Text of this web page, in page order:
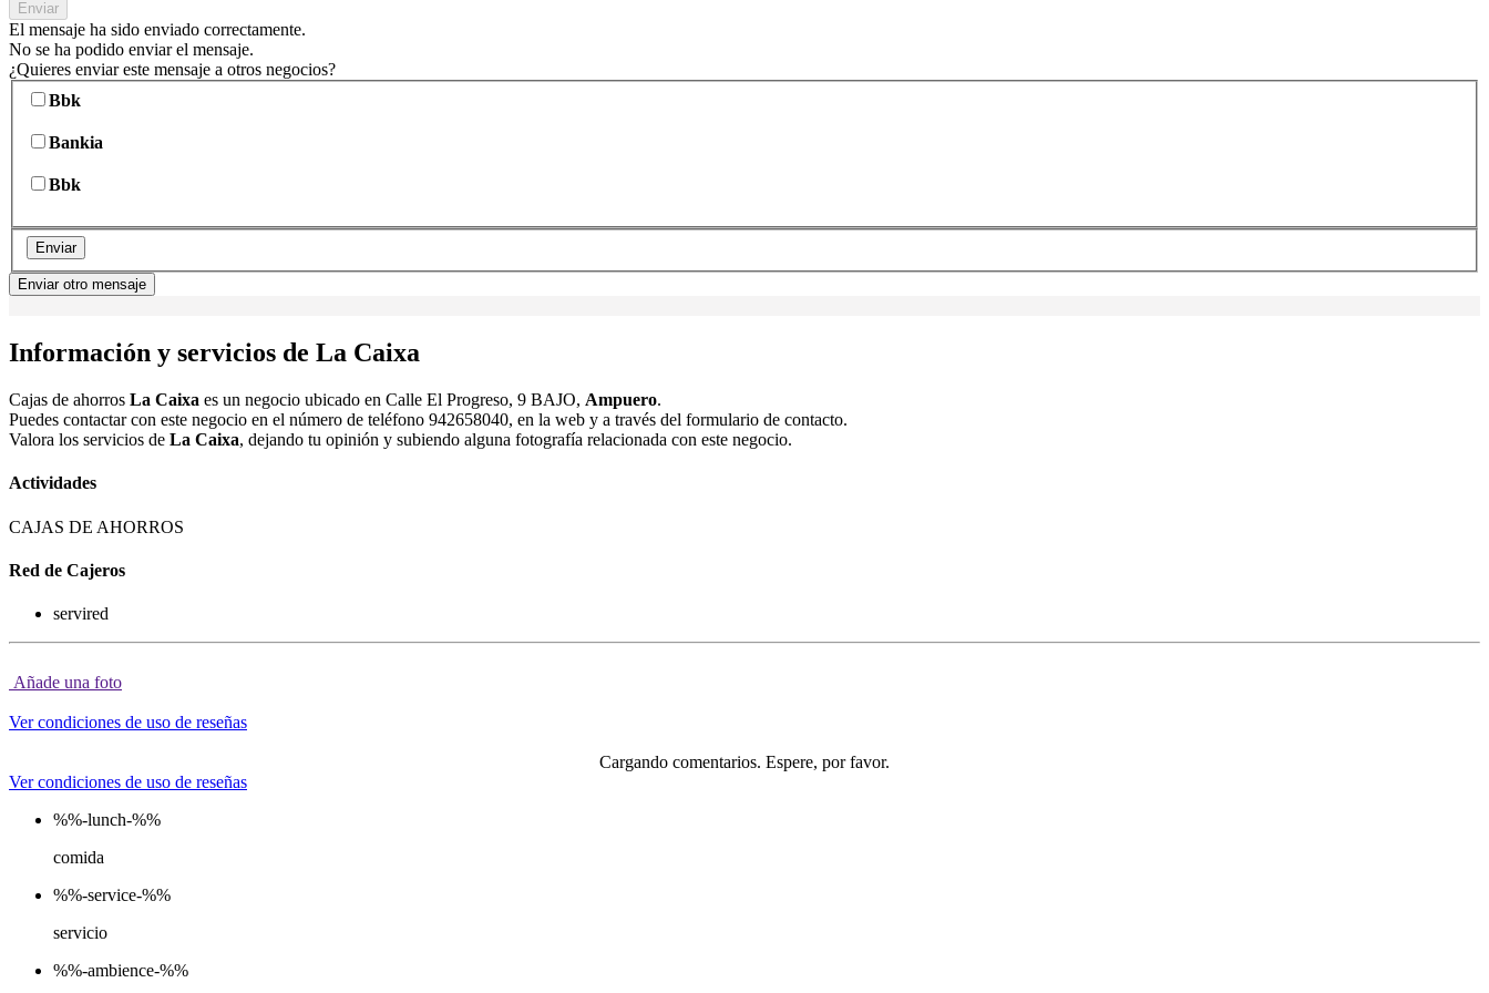
Enviar
El mensaje ha sido enviado correctamente.
No se ha podido enviar el mensaje.
¿Quieres enviar este mensaje a otros negocios?
Bbk
Bankia
Bbk
Enviar
Enviar otro mensaje
Información y servicios de La Caixa
Cajas de ahorros La Caixa es un negocio ubicado en Calle El Progreso, 9 BAJO, Ampuero.
Puedes contactar con este negocio en el número de teléfono 942658040, en la web y a través del formulario de contacto.
Valora los servicios de La Caixa, dejando tu opinión y subiendo alguna fotografía relacionada con este negocio.
Actividades
CAJAS DE AHORROS
Red de Cajeros
servired
Añade una foto
Ver condiciones de uso de reseñas
Cargando comentarios. Espere, por favor.
Ver condiciones de uso de reseñas
%%-lunch-%%
comida
%%-service-%%
servicio
%%-ambience-%%